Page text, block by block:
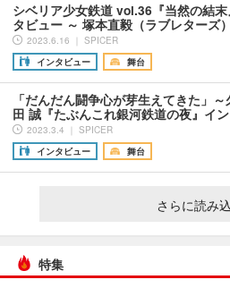
シベリア少女鉄道 vol.36『当然の結
タビュー ～ 塚本直毅（ラブレターズ
2023.6.16 ｜ SPICER
インタビュー
舞台
「だんだん闘争心が芽生えてきた」
田 誠『たぶんこれ銀河鉄道の夜』イ
2023.3.4 ｜ SPICER
インタビュー
舞台
さらに読み
特集